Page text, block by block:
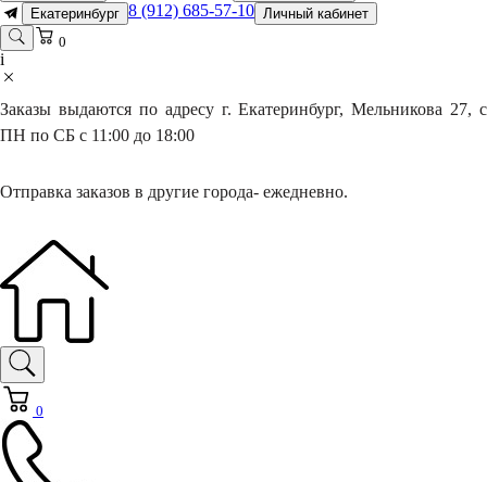
Екатеринбург 8 (912) 685-57-10 Личный кабинет
0
i
Заказы выдаются по адресу г. Екатеринбург, Мельникова 27, с
ПН по СБ с 11:00 до 18:00
Отправка заказов в другие города- ежедневно.
0